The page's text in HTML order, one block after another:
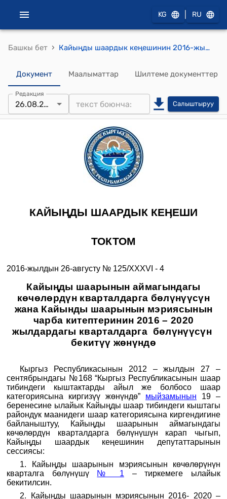
KG RU
Башкы бет › Кайыңды шаардык кеңешинин 2016-жылдын 26-августундагы № 125/XXXVI - 4 "Кайыңды шаарынын аймагындагы көчөлөрдүн кварталдарга бөлүнүүсүн жана Кайынды шаарынын мэриясынын чарба китептеринин 2016 – 2020 жылдардагы кварталдарга бөлүнүүсүн бекитүү жөнүндө" токтому
Документ Маалыматтар Шилтеме документтер
Редакция
26.08.2016 Салыштыруу